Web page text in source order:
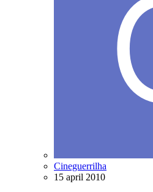
Cineguerrilha
15 april 2010